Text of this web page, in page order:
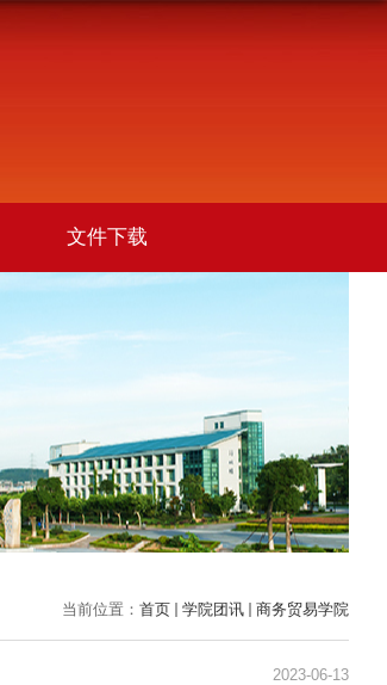
文件下载
当前位置： 首页 学院团讯 商务贸易学院
2023-06-13